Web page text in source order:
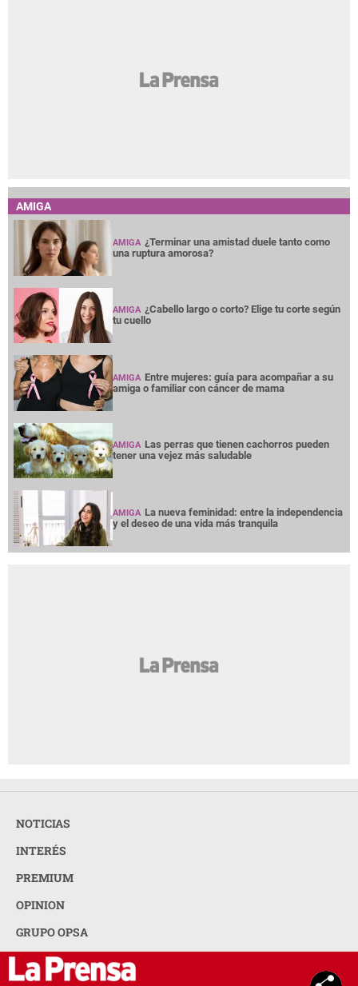
AMIGA
AMIGA ¿Terminar una amistad duele tanto como
una ruptura amorosa?
AMIGA ¿Cabello largo o corto? Elige tu corte según
tu cuello
AMIGA Entre mujeres: guía para acompañar a su
amiga o familiar con cáncer de mama
AMIGA Las perras que tienen cachorros pueden
tener una vejez más saludable
AMIGA La nueva feminidad: entre la independencia
y el deseo de una vida más tranquila
NOTICIAS
INTERÉS
PREMIUM
OPINION
GRUPO OPSA